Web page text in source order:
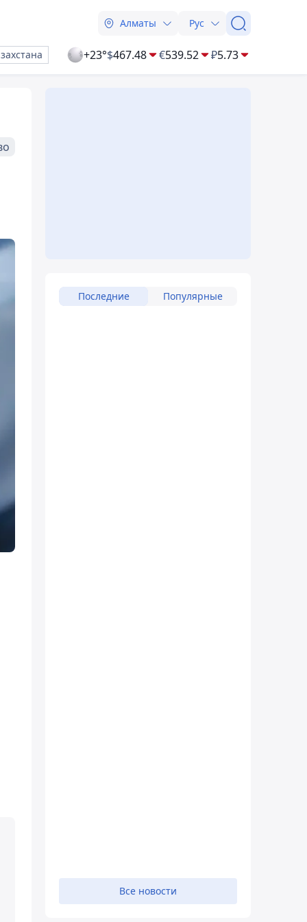
Алматы Рус
+23°$467.48 €539.52 ₽5.73
Последние Популярные
Все новости